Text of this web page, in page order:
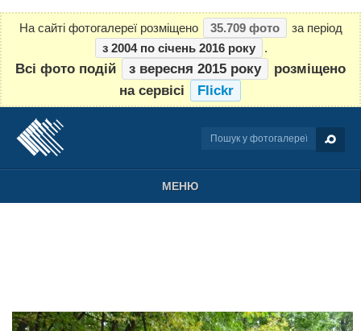
На сайті фотогалереї розміщено 35.709 фото
за період
з 2004 по січень 2016 року
.
Всі фото подій з вересня 2015 року
розміщено
на сервісі
Flickr
МЕНЮ